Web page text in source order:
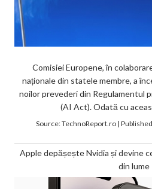
Comisiei Europene, în
naționale din statele membre, a
noilor prevederi din Regulamentul
(AI Act). Odată cu
Source:TechnoReport.ro|
Apple depășește Nvidia și devine
din lume